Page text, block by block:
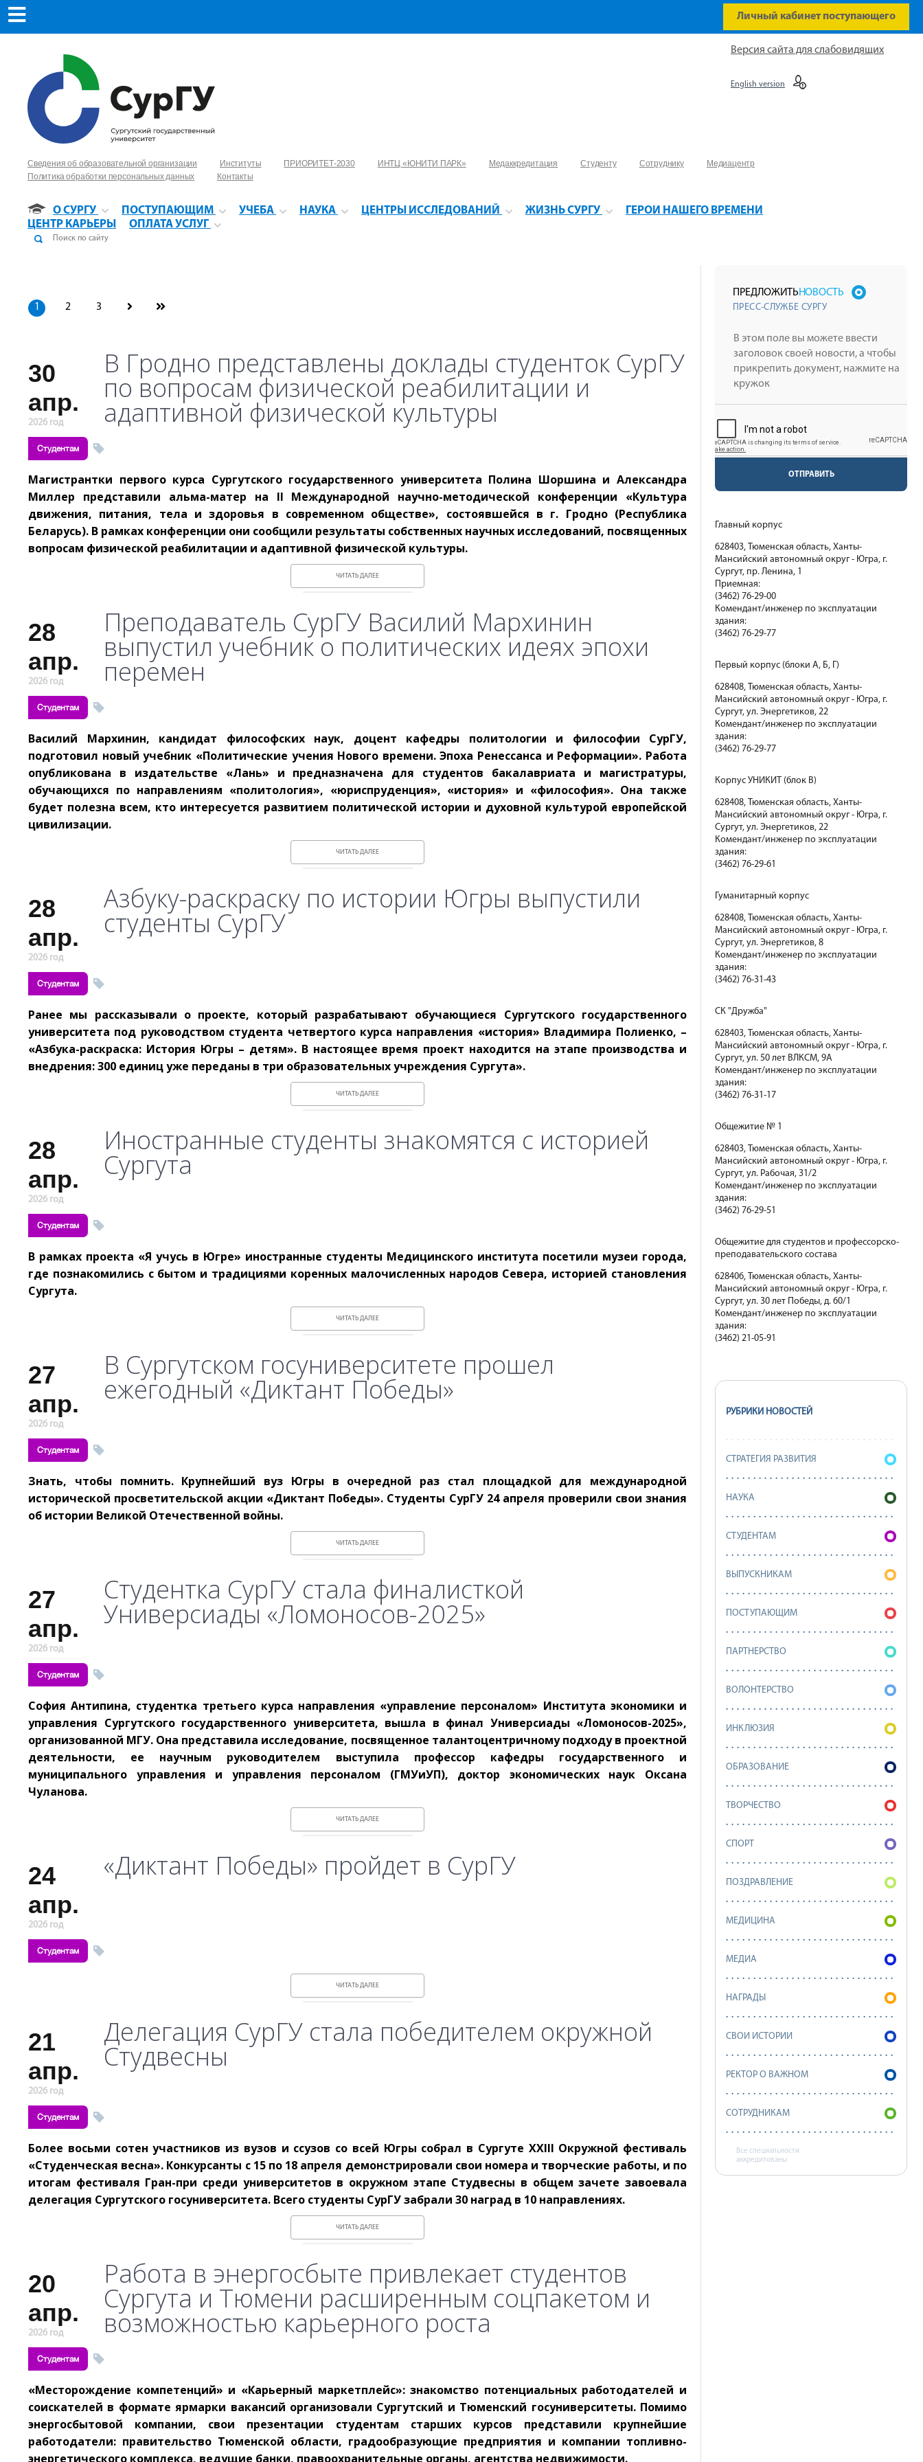
Личный кабинет поступающего
Сведения об образовательной организации Институты ПРИОРИТЕТ-2030 ИНТЦ «ЮНИТИ ПАРК» Медаккредитация Студенту Сотруднику
Медиацентр
Политика обработки персональных данных
Контакты
О СУРГУ ПОСТУПАЮЩИМ УЧЕБА НАУКА ЦЕНТРЫ ИССЛЕДОВАНИЙ ЖИЗНЬ СУРГУ
ГЕРОИ НАШЕГО ВРЕМЕНИ
ЦЕНТР КАРЬЕРЫ
ОПЛАТА УСЛУГ
Версия сайта для слабовидящих
English version
1 2 3
30
апр.
2026 год
В Гродно представлены доклады студенток СурГУ
по вопросам физической реабилитации и
адаптивной физической культуры
Студентам
Магистрантки первого курса Сургутского государственного университета Полина Шоршина и Александра
Миллер представили альма-матер на II Международной научно-методической конференции «Культура
движения, питания, тела и здоровья в современном обществе», состоявшейся в г. Гродно (Республика
Беларусь). В рамках конференции они сообщили результаты собственных научных исследований, посвященных
вопросам физической реабилитации и адаптивной физической культуры.
ЧИТАТЬ ДАЛЕЕ
28
апр.
2026 год
Преподаватель СурГУ Василий Мархинин
выпустил учебник о политических идеях эпохи
перемен
Студентам
Василий Мархинин, кандидат философских наук, доцент кафедры политологии и философии СурГУ,
подготовил новый учебник «Политические учения Нового времени. Эпоха Ренессанса и Реформации». Работа
опубликована в издательстве «Лань» и предназначена для студентов бакалавриата и магистратуры,
обучающихся по направлениям «политология», «юриспруденция», «история» и «философия». Она также
будет полезна всем, кто интересуется развитием политической истории и духовной культурой европейской
цивилизации.
ЧИТАТЬ ДАЛЕЕ
28
апр.
2026 год
Азбуку-раскраску по истории Югры выпустили
студенты СурГУ
Студентам
Ранее мы рассказывали о проекте, который разрабатывают обучающиеся Сургутского государственного
университета под руководством студента четвертого курса направления «история» Владимира Полиенко, –
«Азбука-раскраска: История Югры – детям». В настоящее время проект находится на этапе производства и
внедрения: 300 единиц уже переданы в три образовательных учреждения Сургута».
ЧИТАТЬ ДАЛЕЕ
28
апр.
2026 год
Иностранные студенты знакомятся с историей
Сургута
Студентам
В рамках проекта «Я учусь в Югре» иностранные студенты Медицинского института посетили музеи города,
где познакомились с бытом и традициями коренных малочисленных народов Севера, историей становления
Сургута.
ЧИТАТЬ ДАЛЕЕ
27
апр.
2026 год
В Сургутском госуниверситете прошел
ежегодный «Диктант Победы»
Студентам
Знать, чтобы помнить. Крупнейший вуз Югры в очередной раз стал площадкой для международной
исторической просветительской акции «Диктант Победы». Студенты СурГУ 24 апреля проверили свои знания
об истории Великой Отечественной войны.
ЧИТАТЬ ДАЛЕЕ
27
апр.
2026 год
Студентка СурГУ стала финалисткой
Универсиады «Ломоносов-2025»
Студентам
София Антипина, студентка третьего курса направления «управление персоналом» Института экономики и
управления Сургутского государственного университета, вышла в финал Универсиады «Ломоносов-2025»,
организованной МГУ. Она представила исследование, посвященное талантоцентричному подходу в проектной
деятельности, ее научным руководителем выступила профессор кафедры государственного и
муниципального управления и управления персоналом (ГМУиУП), доктор экономических наук Оксана
Чуланова.
ЧИТАТЬ ДАЛЕЕ
24
апр.
2026 год
«Диктант Победы» пройдет в СурГУ
Студентам
ЧИТАТЬ ДАЛЕЕ
21
апр.
2026 год
Делегация СурГУ стала победителем окружной
Студвесны
Студентам
Более восьми сотен участников из вузов и ссузов со всей Югры собрал в Сургуте XXIII Окружной фестиваль
«Студенческая весна». Конкурсанты с 15 по 18 апреля демонстрировали свои номера и творческие работы, и по
итогам фестиваля Гран-при среди университетов в окружном этапе Студвесны в общем зачете завоевала
делегация Сургутского госуниверситета. Всего студенты СурГУ забрали 30 наград в 10 направлениях.
ЧИТАТЬ ДАЛЕЕ
20
апр.
2026 год
Работа в энергосбыте привлекает студентов
Сургута и Тюмени расширенным соцпакетом и
возможностью карьерного роста
Студентам
«Месторождение компетенций» и «Карьерный маркетплейс»: знакомство потенциальных работодателей и
соискателей в формате ярмарки вакансий организовали Сургутский и Тюменский госуниверситеты. Помимо
энергосбытовой компании, свои презентации студентам старших курсов представили крупнейшие
работодатели: правительство Тюменской области, градообразующие предприятия и компании топливно-
энергетического комплекса, ведущие банки, правоохранительные органы, агентства недвижимости.
ПРЕДЛОЖИТЬНОВОСТЬ
ПРЕСС-СЛУЖБЕ СУРГУ
ОТПРАВИТЬ
Главный корпус
628403, Тюменская область, Ханты-
Мансийский автономный округ - Югра, г.
Сургут, пр. Ленина, 1
Приемная:
(3462) 76-29-00
Комендант/инженер по эксплуатации
здания:
(3462) 76-29-77
Первый корпус (блоки А, Б, Г)
628408, Тюменская область, Ханты-
Мансийский автономный округ - Югра, г.
Сургут, ул. Энергетиков, 22
Комендант/инженер по эксплуатации
здания:
(3462) 76-29-77
Корпус УНИКИТ (блок В)
628408, Тюменская область, Ханты-
Мансийский автономный округ - Югра, г.
Сургут, ул. Энергетиков, 22
Комендант/инженер по эксплуатации
здания:
(3462) 76-29-61
Гуманитарный корпус
628408, Тюменская область, Ханты-
Мансийский автономный округ - Югра, г.
Сургут, ул. Энергетиков, 8
Комендант/инженер по эксплуатации
здания:
(3462) 76-31-43
СК "Дружба"
628403, Тюменская область, Ханты-
Мансийский автономный округ - Югра, г.
Сургут, ул. 50 лет ВЛКСМ, 9А
Комендант/инженер по эксплуатации
здания:
(3462) 76-31-17
Общежитие № 1
628403, Тюменская область, Ханты-
Мансийский автономный округ - Югра, г.
Сургут, ул. Рабочая, 31/2
Комендант/инженер по эксплуатации
здания:
(3462) 76-29-51
Общежитие для студентов и профессорско-
преподавательского состава
628406, Тюменская область, Ханты-
Мансийский автономный округ - Югра, г.
Сургут, ул. 30 лет Победы, д. 60/1
Комендант/инженер по эксплуатации
здания:
(3462) 21-05-91
РУБРИКИ НОВОСТЕЙ
СТРАТЕГИЯ РАЗВИТИЯ
НАУКА
СТУДЕНТАМ
ВЫПУСКНИКАМ
ПОСТУПАЮЩИМ
ПАРТНЕРСТВО
ВОЛОНТЕРСТВО
ИНКЛЮЗИЯ
ОБРАЗОВАНИЕ
ТВОРЧЕСТВО
СПОРТ
ПОЗДРАВЛЕНИЕ
МЕДИЦИНА
МЕДИА
НАГРАДЫ
СВОИ ИСТОРИИ
РЕКТОР О ВАЖНОМ
СОТРУДНИКАМ
Все специальности
аккредитованы